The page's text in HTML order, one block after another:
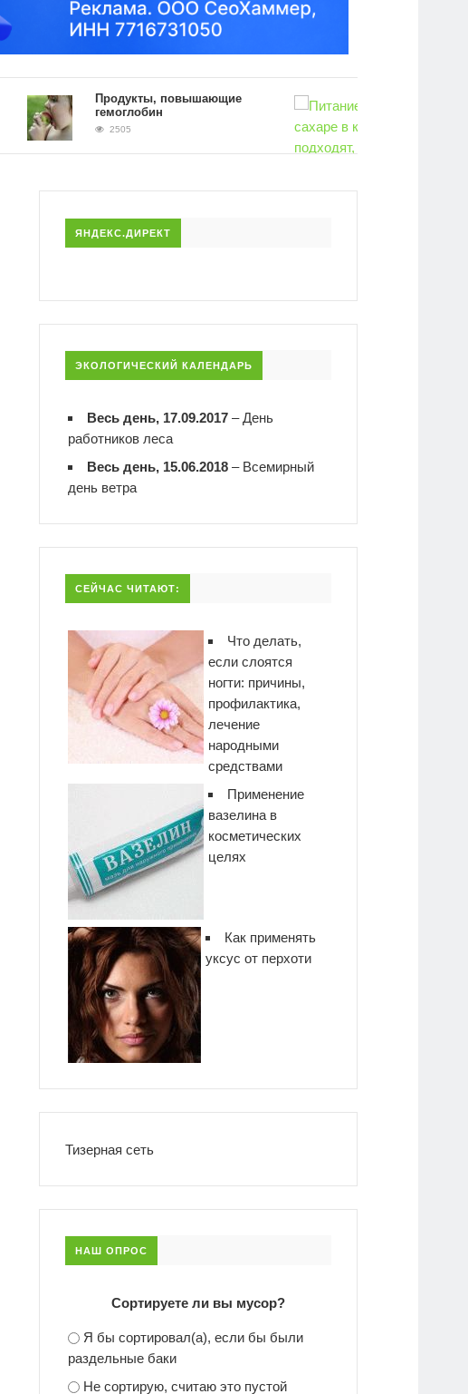
Продукты, повышающие
гемоглобин
2505
ЯНДЕКС.ДИРЕКТ
ЭКОЛОГИЧЕСКИЙ КАЛЕНДАРЬ
Весь день, 17.09.2017 –День
работников леса
Весь день, 15.06.2018 – Всемирный
день ветра
СЕЙЧАС ЧИТАЮТ:
Что делать,
если слоятся
ногти: причины,
профилактика,
лечение
народными
средствами
Применение
вазелина в
косметических
целях
Как применять
уксус от перхоти
Тизерная сеть
НАШ ОПРОС
Сортируете ли вы мусор?
Я бы сортировал(а), если бы были
раздельные баки
Не сортирую, считаю это пустой